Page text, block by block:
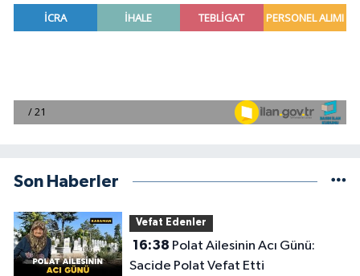
Son Haberler
Vefat Edenler
16:38
Sacide Polat Vefat Etti